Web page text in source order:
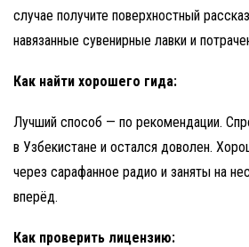
случае получите поверхностный
навязанные сувенирные лавки и
Как найти хорошего гида:
Лучший способ — по рекомендации.
в Узбекистане и остался доволен.
через сарафанное радио и заняты на
вперёд.
Как проверить лицензию: